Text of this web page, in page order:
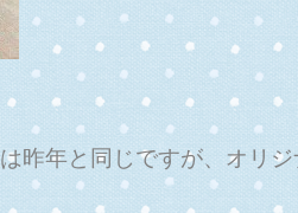
昨年と同じですが、オリジ